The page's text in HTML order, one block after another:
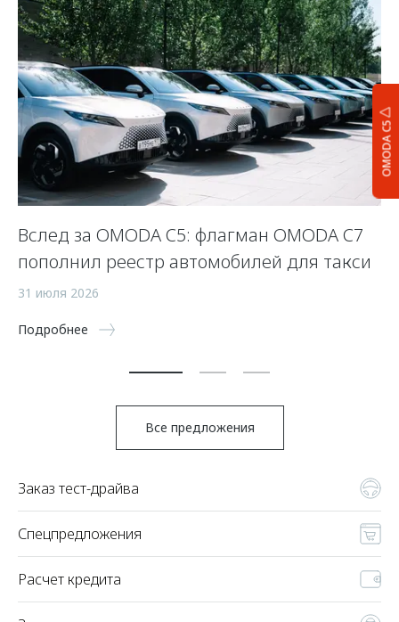
OMODA C5
Вслед за OMODA C5: флагман OMODA C7
пополнил реестр автомобилей для такси
31 июля 2026
Подробнее
Все предложения
Заказ тест-драйва
Спецпредложения
Расчет кредита